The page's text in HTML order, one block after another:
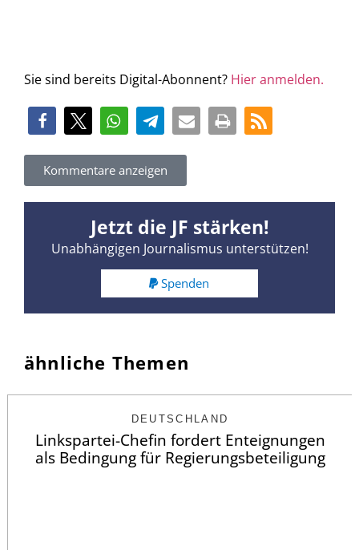
Sie sind bereits Digital-Abonnent? Hier anmelden.
Kommentare anzeigen
Jetzt die JF stärken!
Unabhängigen Journalismus unterstützen!
Spenden
ähnliche Themen
DEUTSCHLAND
Linkspartei-Chefin fordert Enteignungen
als Bedingung für Regierungsbeteiligung